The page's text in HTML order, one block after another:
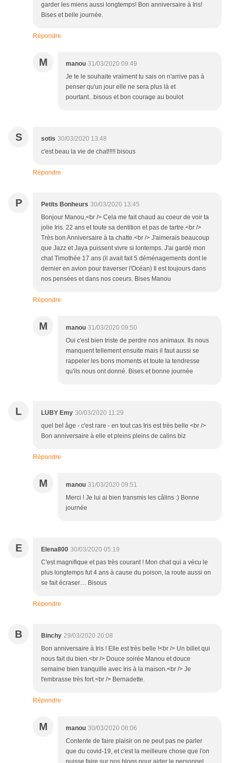
garder les miens aussi longtemps! Bon anniversaire à Iris!
Bises et belle journée.
Répondre
M manou 31/03/2020 09:49
Je te le souhaite vraiment tu sais on n'arrive pas à
penser qu'un jour elle ne sera plus là et
pourtant...bisous et bon courage au boulot
S sotis 30/03/2020 13:48
c'est beau la vie de chat!!!!! bisous
Répondre
P Petits Bonheurs 30/03/2020 13:45
Bonjour Manou,<br /> Cela me fait chaud au coeur de voir ta
jolie Iris. 22 ans et toute sa dentition et pas de tartre.<br />
Très bon Anniversaire à ta chatte.<br /> J'aimerais beaucoup
que Jazz et Jaya puissent vivre si lontemps. J'ai gardé mon
chat Timothée 17 ans (il avait fait 5 déménagements dont le
dernier en avion pour traverser l'Océan) Il est toujours dans
nos pensées et dans nos coeurs. Bises Manou
Répondre
M manou 31/03/2020 09:50
Oui c'est bien triste de perdre nos animaux. Ils nous
manquent tellement ensuite mais il faut aussi se
rappeler les bons moments et toute la tendresse
qu'ils nous ont donné. Bises et bonne journée
L LUBY Emy 30/03/2020 11:29
quel bel âge - c'est rare - en tout cas Iris est très belle <br />
Bon anniversaire à elle et pleins pleins de calins biz
Répondre
M manou 31/03/2020 09:51
Merci ! Je lui ai bien transmis les câlins :) Bonne
journée
E Elena800 30/03/2020 05:19
C'est magnifique et pas très courant ! Mon chat qui a vécu le
plus longtemps fut 4 ans à cause du poison, la route aussi on
se fait écraser… Bisous
Répondre
B Binchy 29/03/2020 20:08
Bon anniversaire à Iris ! Elle est très belle !<br /> Un billet qui
nous fait du bien.<br /> Douce soirée Manou et douce
semaine bien tranquille avec Iris à la maison.<br /> Je
t'embrasse très fort.<br /> Bernadette.
Répondre
M manou 30/03/2020 08:06
Contente de faire plaisir on ne peut pas ne parler
que du covid-19, et c'est la meilleure chose que l'on
puisse faire sur nos blogs pour aider le personnel